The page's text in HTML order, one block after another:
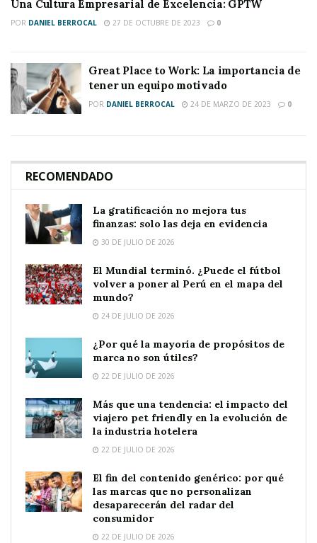
Una Cultura Empresarial de Excelencia: GPTW
POR DANIEL BERROCAL 27 DE OCTUBRE DE 2023 0
Great Place to Work: La importancia de
tener un equipo motivado
POR DANIEL BERROCAL 24 DE MARZO DE 2023 0
RECOMENDADO
La gratificación no mejora tus
finanzas: solo las deja en evidencia
30 DE JULIO DE 2026
El Mundial terminó. ¿Puede el fútbol
volver a poner al Perú en el mapa del
mundo?
24 DE JULIO DE 2026
¿Por qué la mayoría de propósitos de
marca no son útiles?
22 DE JULIO DE 2026
Más que una tendencia: el impacto del
viajero pet friendly en la evolución de
la industria hotelera
22 DE JULIO DE 2026
El fin del contenido genérico: por qué
las marcas que no personalizan
desaparecerán del radar del
consumidor
22 DE JULIO DE 2026